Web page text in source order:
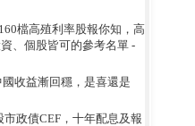
檔高殖利率股報你知，高
、個股皆可的參考名單-
收益漸回穩，是喜還是
政債CEF，十年配息及報